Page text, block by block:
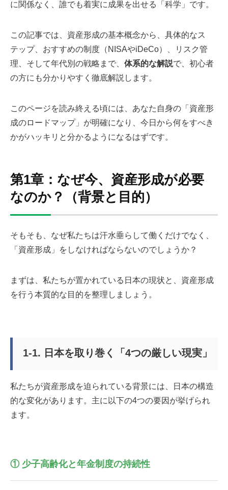
に関係なく、誰でも着実に成果を出せる「科学」です。
この記事では、資産形成の基本概念から、具体的なス
テップ、おすすめの制度（NISAやiDeCo）、リスク管
理、そして年代別の戦略まで、 体系的な解説で、初心者
の方にも分かりやすく徹底解説します。
このページを読み終える頃には、あなた自身の「資産形
成のロードマップ」が明確になり、今日から何をすべき
かがハッキリと分かるようになるはずです。
第1章：なぜ今、資産形成が必要
なのか？（背景と目的）
そもそも、なぜ私たちは汗水垂らして働くだけでなく、
「資産形成」をしなければならないのでしょうか？
まずは、私たちが置かれている日本の現状と、資産形成
を行う本質的な目的を整理しましょう。
1-1. 日本を取り巻く「4つの厳しい現実」
私たちが資産形成を迫られている背景には、日本の構造
的な変化があります。主に以下の4つの要因が挙げられ
ます。
① 少子高齢化と年金制度の持続性